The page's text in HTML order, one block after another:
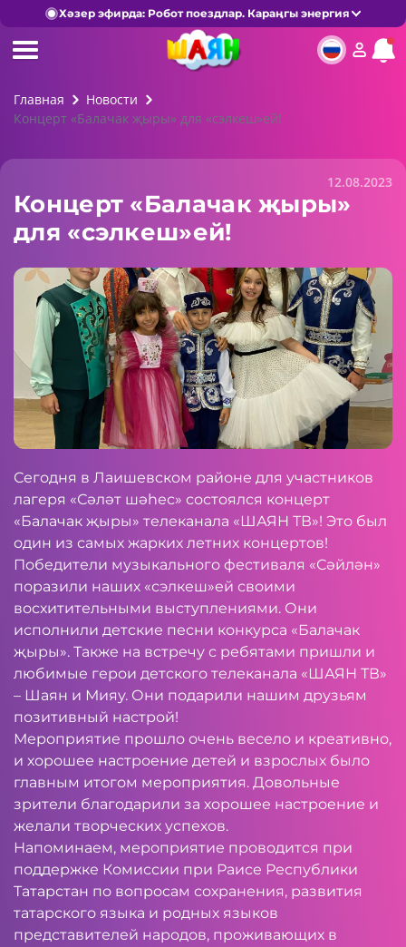
Хәзер эфирда: Робот поездлар. Караңгы энергия
Главная
Новости
Концерт «Балачак җыры» для «сэлкеш»ей!
12.08.2023
Концерт «Балачак җыры»
для «сэлкеш»ей!
Сегодня в Лаишевском районе для участников
лагеря «Сәләт шәһес» состоялся концерт
«Балачак җыры» телеканала «ШАЯН ТВ»! Это был
один из самых жарких летних концертов!
Победители музыкального фестиваля «Сәйлән»
поразили наших «сэлкеш»ей своими
восхитительными выступлениями. Они
исполнили детские песни конкурса «Балачак
җыры». Также на встречу с ребятами пришли и
любимые герои детского телеканала «ШАЯН ТВ»
– Шаян и Мияу. Они подарили нашим друзьям
позитивный настрой!
Мероприятие прошло очень весело и креативно,
и хорошее настроение детей и взрослых было
главным итогом мероприятия. Довольные
зрители благодарили за хорошее настроение и
желали творческих успехов.
Напоминаем, мероприятие проводится при
поддержке Комиссии при Раисе Республики
Татарстан по вопросам сохранения, развития
татарского языка и родных языков
представителей народов, проживающих в